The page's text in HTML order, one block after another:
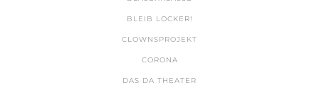
BLEIB LOCKER!
CLOWNSPROJEKT
CORONA
DAS DA THEATER